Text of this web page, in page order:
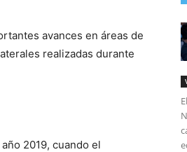
avances en áreas de
realizadas durante
2019, cuando el